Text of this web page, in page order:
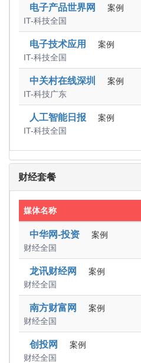
电子产品世界网
案例
IT-科技全国
电子技术应用
案例
IT-科技全国
中关村在线深圳
案例
IT-科技广东
人工智能日报
案例
IT-科技全国
财经套餐
媒体名称
中华网-投资
案例
财经全国
龙讯财经网
案例
财经全国
南方财富网
案例
财经全国
创投网
案例
财经全国